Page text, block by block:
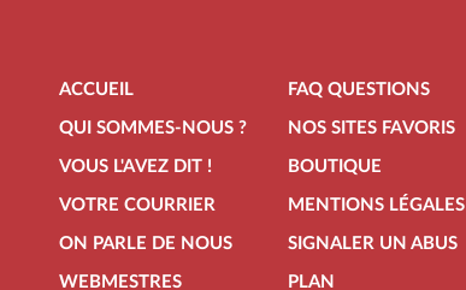
ACCUEIL
QUI SOMMES-NOUS ?
VOUS L'AVEZ DIT !
VOTRE COURRIER
ON PARLE DE NOUS
WEBMESTRES
FAQ QUESTIONS
NOS SITES FAVORIS
BOUTIQUE
MENTIONS LÉGALES
SIGNALER UN ABUS
PLAN